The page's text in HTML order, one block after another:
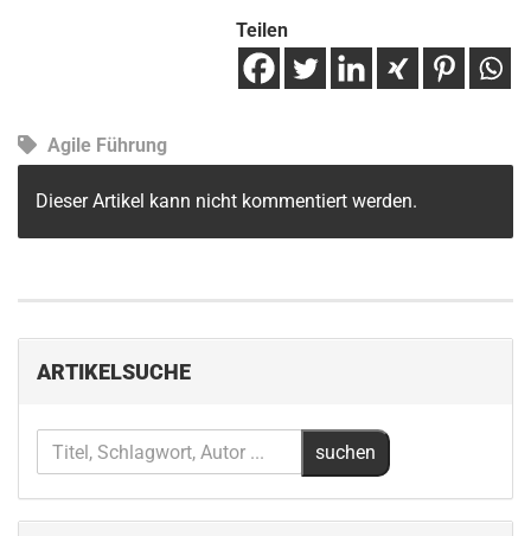
Teilen
Agile Führung
Dieser Artikel kann nicht kommentiert werden.
ARTIKELSUCHE